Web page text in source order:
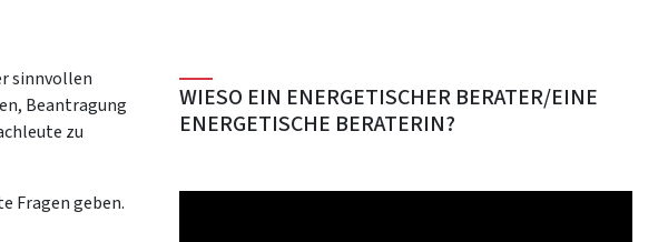
sinnvollen
Beantragung
zu
Fragen geben.
WIESO EIN ENERGETISCHER BERATER/EINE
ENERGETISCHE BERATERIN?